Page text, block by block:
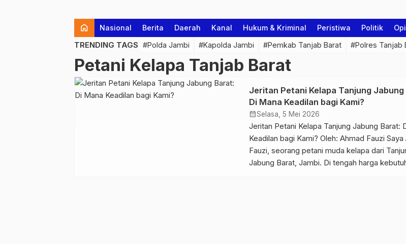
home Nasional Berita Daerah Kanal Hukum & Kriminal Peristiwa Politik
TRENDING TAGS #Polda Jambi #Kapolda Jambi #Pemkab Tanjab Barat #Polres Tanjab
Petani Kelapa Tanjab Barat
Jeritan Petani Kelapa Tanjung Jabung
Di Mana Keadilan bagi Kami?
calendar_monthSelasa, 5 Mei 2026
Jeritan Petani Kelapa Tanjung Jabung Barat:
Keadilan bagi Kami? Oleh: Ahmad Fauzi Saya
Fauzi, seorang petani muda kelapa dari
Jabung Barat, Jambi. Di tengah harga